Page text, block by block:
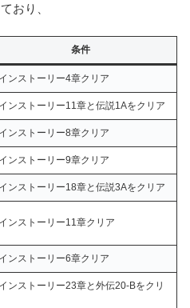
おり、
条件
ンストーリー4章クリア
ンストーリー11章と伝説1Aをクリア
ンストーリー8章クリア
ンストーリー9章クリア
ンストーリー18章と伝説3Aをクリア
ンストーリー11章クリア
ンストーリー6章クリア
ンストーリー23章と外伝20-Bをクリ